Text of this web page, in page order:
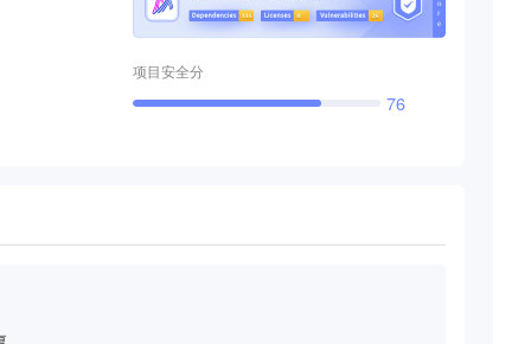
项目安全分
76